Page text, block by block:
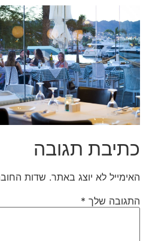
כתיבת תגובה
האימייל לא יוצג באתר. שדות
התגובה שלך *